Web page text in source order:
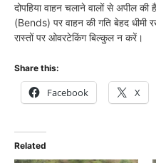
दोपहिया वाहन चलाने वालों से अपील की
(Bends) पर वाहन की गति बेहद
रास्तों पर ओवरटेकिंग बिल्कुल न करें।
Share this:
Facebook X
Related